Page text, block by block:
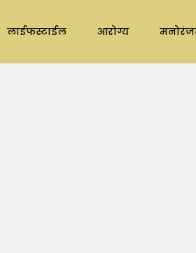
लाईफस्टाईल आरोग्य